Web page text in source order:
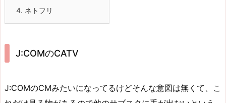
4. ネトフリ
J:COMのCATV
J:COMのCMみたいになってるけどそんな意図は無くて、こ